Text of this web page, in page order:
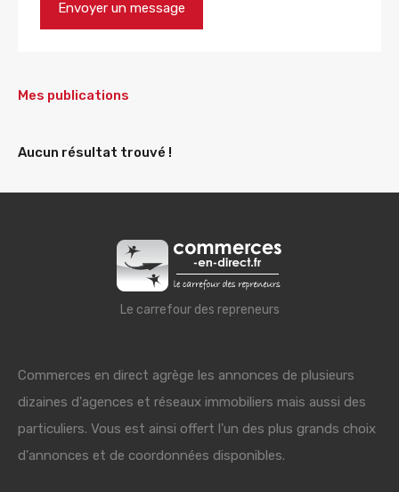
Mes publications
Aucun résultat trouvé !
Le carrefour des repreneurs
Commerces en direct agrège les annonces de plusieurs
dizaines d'agences et réseaux immobiliers mais aussi des
particuliers. Vous est ainsi offert l'un des plus grands choix
d'annonces et de coordonnées disponibles.